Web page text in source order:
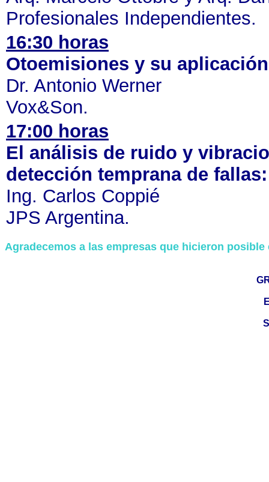
Profesionales Independientes.
16:30 horas
Otoemisiones y su
Dr. Antonio Werner
Vox&Son.
17:00 horas
El análisis de ruido y
detección temprana de fallas:
Ing. Carlos Coppié
JPS Argentina.
Agradecemos a las empresas que hicieron posible